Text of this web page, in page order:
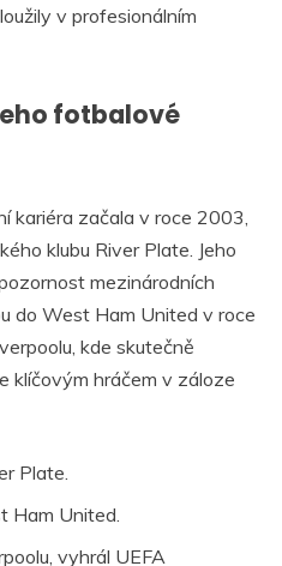
v profesionálním
fotbalové
kariéra začala v roce 2003,
klubu River Plate. Jeho
mezinárodních
do West Ham United v roce
kde skutečně
klíčovým hráčem v záloze
Plate.
Ham United.
vyhrál UEFA